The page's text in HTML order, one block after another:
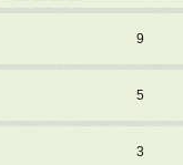
9
5
3